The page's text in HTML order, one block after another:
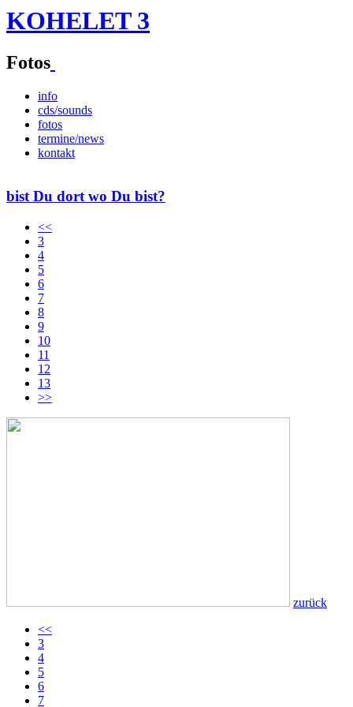
KOHELET 3
Fotos
info
cds/sounds
fotos
termine/news
kontakt
bist Du dort wo Du bist?
<<
3
4
5
6
7
8
9
10
11
12
13
>>
zurück
<<
3
4
5
6
7